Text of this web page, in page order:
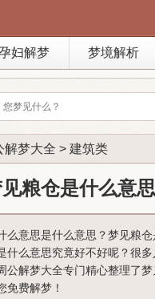
妇解梦 梦境解析
解梦大全 > 建筑类
粮仓是什么意思
么意思是什么意思？梦见粮
什么意思究竟好不好呢？很
公解梦大全专门精心整理了
免费解梦！